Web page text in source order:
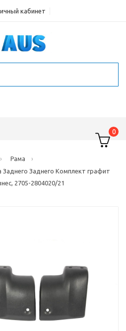
кабинет
0
› Рама
›
Заднего Комплект графит
2705-2804020/21